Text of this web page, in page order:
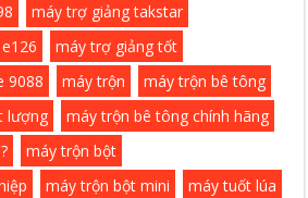
máy trợ giảng takstar
máy trợ giảng tốt
9088
máy trộn
máy trộn bê tông
lượng
máy trộn bê tông chính hãng
máy trộn bột
máy trộn bột mini
máy tuốt lúa